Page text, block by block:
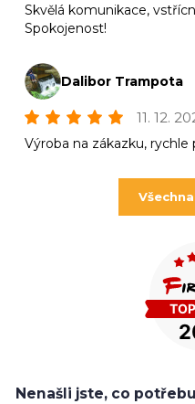
Skvělá komunikace,
Spokojenost!
Dalibor Trampota
11. 12.
Výroba na zákazku, rychle
Nenašli jste, co